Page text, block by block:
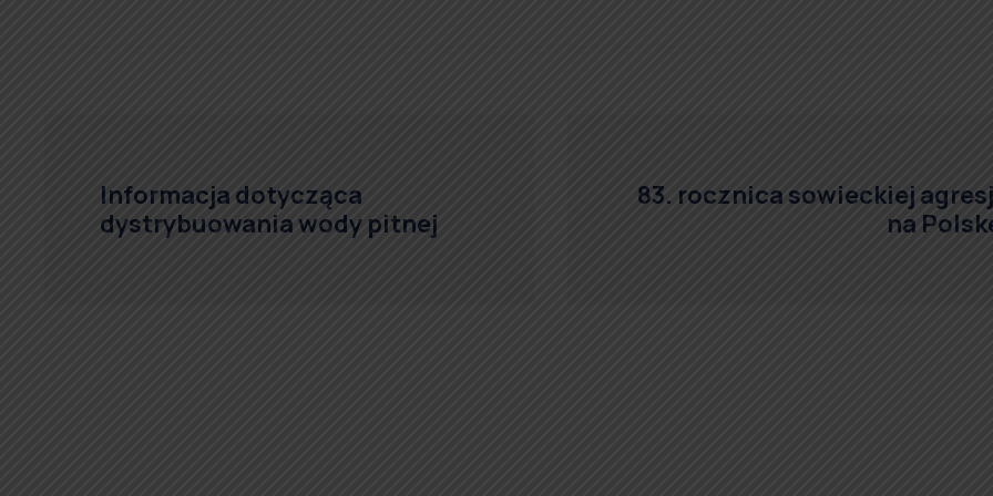
Informacja dotycząca
dystrybuowania wody pitnej
83. rocznica sowieckiej
na